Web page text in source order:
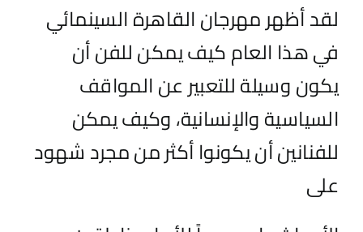
لقد أظهر مهرجان القاهرة السينمائي
في هذا العام كيف يمكن للفن أن
يكون وسيلة للتعبير عن المواقف
السياسية والإنسانية، وكيف يمكن
للفنانين أن يكونوا أكثر من مجرد شهود
على